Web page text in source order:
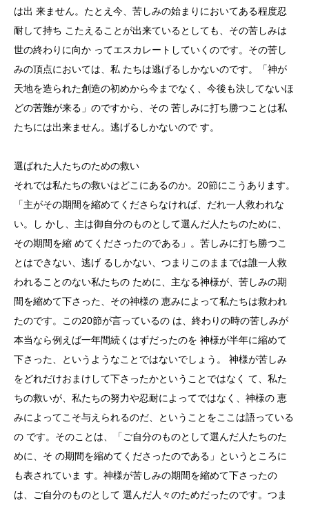
は出 来ません。たとえ今、苦しみの始まりにおいてある程度忍
耐して持ち こたえることが出来ているとしても、その苦しみは
世の終わりに向か ってエスカレートしていくのです。その苦し
みの頂点においては、私 たちは逃げるしかないのです。「神が
天地を造られた創造の初めから今までなく、今後も決してないほ
どの苦難が来る」のですから、その 苦しみに打ち勝つことは私
たちには出来ません。逃げるしかないので す。
選ばれた人たちのための救い
それでは私たちの救いはどこにあるのか。20節にこうあります。
「主がその期間を縮めてくださらなければ、だれ一人救われな
い。し かし、主は御自分のものとして選んだ人たちのために、
その期間を縮 めてくださったのである」。苦しみに打ち勝つこ
とはできない、逃げ るしかない、つまりこのままでは誰一人救
われることのない私たちの ために、主なる神様が、苦しみの期
間を縮めて下さった、その神様の 恵みによって私たちは救われ
たのです。この20節が言っているの は、終わりの時の苦しみが
本当なら例えば一年間続くはずだったのを 神様が半年に縮めて
下さった、というようなことではないでしょう。 神様が苦しみ
をどれだけおまけして下さったかということではなく て、私た
ちの救いが、私たちの努力や忍耐によってではなく、神様の 恵
みによってこそ与えられるのだ、ということをここは語っている
の です。そのことは、「ご自分のものとして選んだ人たちのた
めに、そ の期間を縮めてくださったのである」というところに
も表されていま す。神様が苦しみの期間を縮めて下さったの
は、ご自分のものとして 選んだ人々のためだったのです。つま